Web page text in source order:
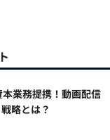
業務提携！動画配信
略とは？